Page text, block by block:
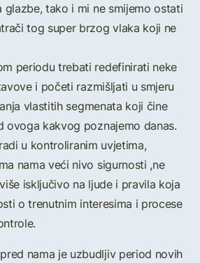
glazbe, tako i mi ne smijemo ostati
tog super brzog vlaka koji ne
periodu trebati redefinirati neke
i početi razmišljati u smjeru
vlastitih segmenata koji čine
ovoga kakvog poznajemo danas.
u kontroliranim uvjetima,
nama veći nivo sigurnosti ,ne
isključivo na ljude i pravila koja
o trenutnim interesima i procese
nama je uzbudljiv period novih